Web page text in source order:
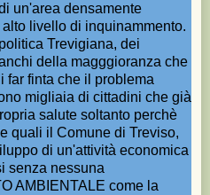
un'area densamente
livello di inquinammento.
Trevigiana, dei
della magggioranza che
far finta che il problema
migliaia di cittadini che già
salute soltanto perchè
quali il Comune di Treviso,
di un'attività economica
senza nessuna
AMBIENTALE come la